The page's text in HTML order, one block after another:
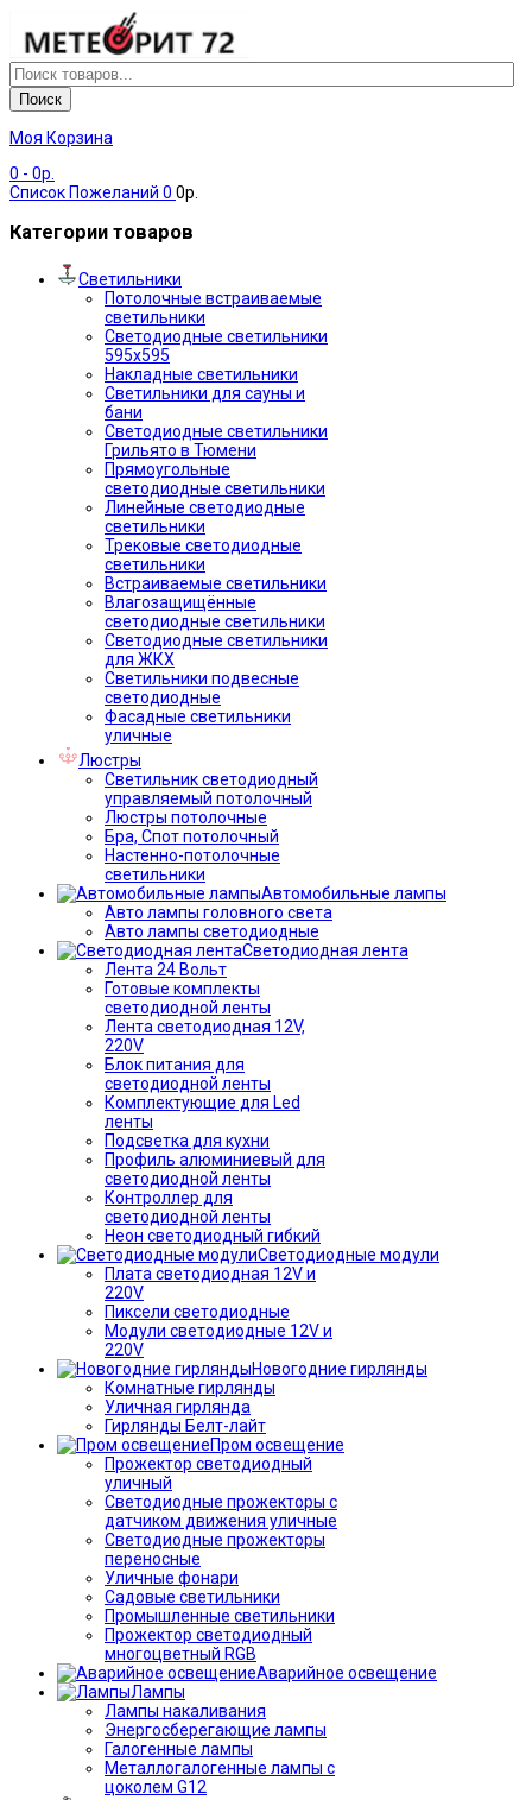
Поиск
Моя Корзина
0 - 0р.
Список Пожеланий 0 0р.
Категории товаров
Светильники
Потолочные встраиваемые
светильники
Светодиодные светильники
595х595
Накладные светильники
Светильники для сауны и
бани
Светодиодные светильники
Грильято в Тюмени
Прямоугольные
светодиодные светильники
Линейные светодиодные
светильники
Трековые светодиодные
светильники
Встраиваемые светильники
Влагозащищённые
светодиодные светильники
Светодиодные светильники
для ЖКХ
Светильники подвесные
светодиодные
Фасадные светильники
уличные
Люстры
Светильник светодиодный
управляемый потолочный
Люстры потолочные
Бра, Спот потолочный
Настенно-потолочные
светильники
Автомобильные лампы
Авто лампы головного света
Авто лампы светодиодные
Светодиодная лента
Лента 24 Вольт
Готовые комплекты
светодиодной ленты
Лента светодиодная 12V,
220V
Блок питания для
светодиодной ленты
Комплектующие для Led
ленты
Подсветка для кухни
Профиль алюминиевый для
светодиодной ленты
Контроллер для
светодиодной ленты
Неон светодиодный гибкий
Светодиодные модули
Плата светодиодная 12V и
220V
Пиксели светодиодные
Модули светодиодные 12V и
220V
Новогодние гирлянды
Комнатные гирлянды
Уличная гирлянда
Гирлянды Белт-лайт
Пром освещение
Прожектор светодиодный
уличный
Светодиодные прожекторы с
датчиком движения уличные
Светодиодные прожекторы
переносные
Уличные фонари
Садовые светильники
Промышленные светильники
Прожектор светодиодный
многоцветный RGB
Аварийное освещение
Лампы
Лампы накаливания
Энергосберегающие лампы
Галогенные лампы
Металлогалогенные лампы с
цоколем G12